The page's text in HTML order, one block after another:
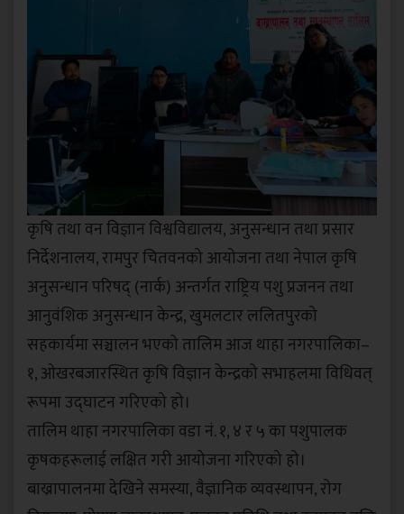
कृषि तथा वन विज्ञान विश्वविद्यालय, अनुसन्धान तथा प्रसार
निर्देशनालय, रामपुर चितवनको आयोजना तथा नेपाल कृषि
अनुसन्धान परिषद् (नार्क) अन्तर्गत राष्ट्रिय पशु प्रजनन तथा
आनुवंशिक अनुसन्धान केन्द्र, खुमलटार ललितपुरको
सहकार्यमा सञ्चालन भएको तालिम आज थाहा नगरपालिका–
१, ओखरबजारस्थित कृषि विज्ञान केन्द्रको सभाहलमा विधिवत्
रूपमा उद्घाटन गरिएको हो।
तालिम थाहा नगरपालिका वडा नं. १, ४ र ५ का पशुपालक
कृषकहरूलाई लक्षित गरी आयोजना गरिएको हो।
बाख्रापालनमा देखिने समस्या, वैज्ञानिक व्यवस्थापन, रोग